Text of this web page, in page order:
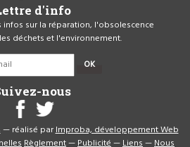
d'info
infos sur la réparation, l'obsolescence
déchets et l'environnement.
OK
nous
— réalisé parImproba, développement Web
Règlement—Publicité—Liens—Nous